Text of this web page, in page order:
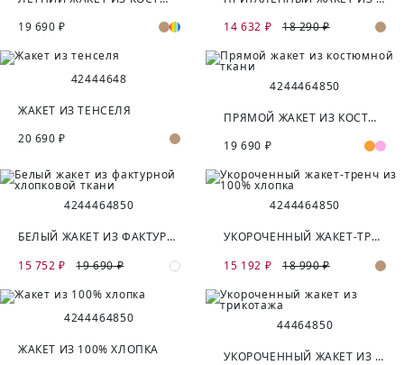
19 690 ₽
14 632 ₽
18 290 ₽
42444648
ЖАКЕТ ИЗ ТЕНСЕЛЯ
20 690 ₽
4244464850
ПРЯМОЙ ЖАКЕТ ИЗ КОСТЮМНОЙ ТКАНИ
19 690 ₽
4244464850
БЕЛЫЙ ЖАКЕТ ИЗ ФАКТУРНОЙ ХЛОПКОВОЙ ТКАНИ
15 752 ₽
19 690 ₽
4244464850
УКОРОЧЕННЫЙ ЖАКЕТ-ТРЕНЧ ИЗ 100% ХЛОПКА
15 192 ₽
18 990 ₽
4244464850
ЖАКЕТ ИЗ 100% ХЛОПКА
44464850
УКОРОЧЕННЫЙ ЖАКЕТ ИЗ ТРИКОТАЖА